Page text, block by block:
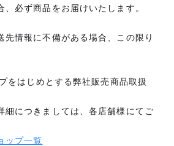
、必ず商品をお届けいたします。
情報に不備がある場合、この限り
をはじめとする弊社販売商品取扱
細につきましては、各店舗様にてご
ップ一覧